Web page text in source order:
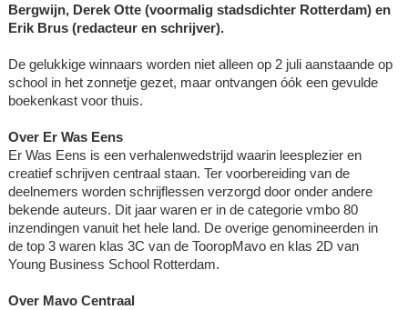
Bergwijn, Derek Otte (voormalig stadsdichter Rotterdam) en
Erik Brus (redacteur en schrijver).
De gelukkige winnaars worden niet alleen op 2 juli aanstaande op
school in het zonnetje gezet, maar ontvangen óók een gevulde
boekenkast voor thuis.
Over Er Was Eens
Er Was Eens is een verhalenwedstrijd waarin leesplezier en
creatief schrijven centraal staan. Ter voorbereiding van de
deelnemers worden schrijflessen verzorgd door onder andere
bekende auteurs. Dit jaar waren er in de categorie vmbo 80
inzendingen vanuit het hele land. De overige genomineerden in
de top 3 waren klas 3C van de TooropMavo en klas 2D van
Young Business School Rotterdam.
Over Mavo Centraal